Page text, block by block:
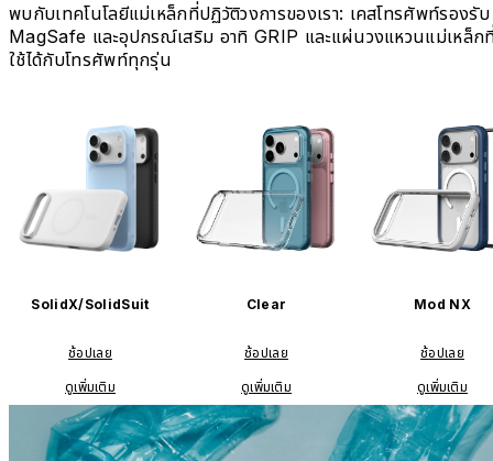
พบกับเทคโนโลยีแม่เหล็กที่ปฏิวัติวงการของเรา: เคสโทรศัพท์รองรับ
MagSafe และอุปกรณ์เสริม อาทิ GRIP และแผ่นวงแหวนแม่เหล็ก
ใช้ได้กับโทรศัพท์ทุกรุ่น
SolidX/SolidSuit
ช้อปเลย
ดูเพิ่มเติม
Clear
ช้อปเลย
ดูเพิ่มเติม
Mod NX
ช้อปเลย
ดูเพิ่มเติม